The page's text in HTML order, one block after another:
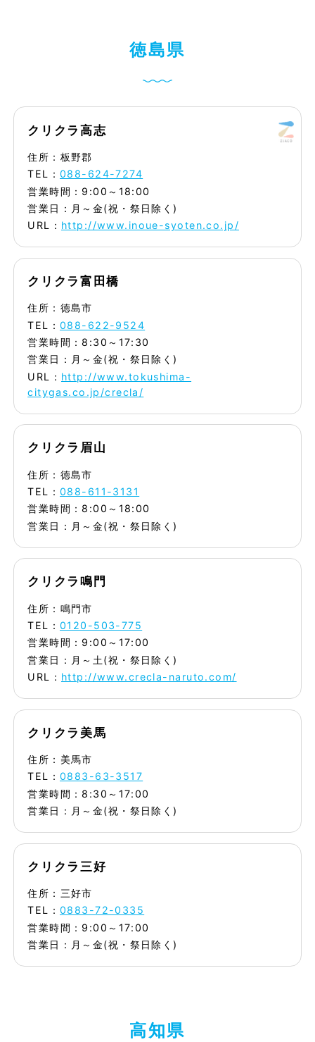
徳島県
クリクラ高志
住所：板野郡
TEL： 088-624-7274
営業時間：9:00～18:00
営業日：月～金(祝・祭日除く)
URL： http://www.inoue-syoten.co.jp/
クリクラ富田橋
住所：徳島市
TEL： 088-622-9524
営業時間：8:30～17:30
営業日：月～金(祝・祭日除く)
URL： http://www.tokushima-
citygas.co.jp/crecla/
クリクラ眉山
住所：徳島市
TEL： 088-611-3131
営業時間：8:00～18:00
営業日：月～金(祝・祭日除く)
クリクラ鳴門
住所：鳴門市
TEL： 0120-503-775
営業時間：9:00～17:00
営業日：月～土(祝・祭日除く)
URL： http://www.crecla-naruto.com/
クリクラ美馬
住所：美馬市
TEL： 0883-63-3517
営業時間：8:30～17:00
営業日：月～金(祝・祭日除く)
クリクラ三好
住所：三好市
TEL： 0883-72-0335
営業時間：9:00～17:00
営業日：月～金(祝・祭日除く)
高知県